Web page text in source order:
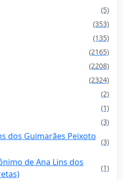
(5)
(353)
(135)
(2165)
(2208)
(2324)
(2)
(1)
(3)
dos Guimarães Peixoto
(3)
de Ana Lins dos
(1)